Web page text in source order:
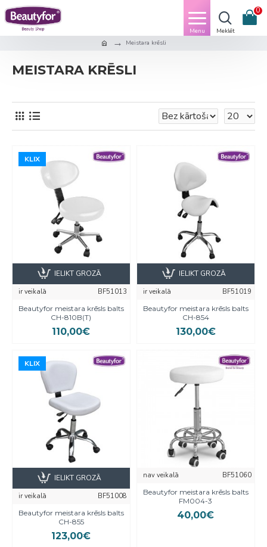
0
Meistara krēsli
MEISTARA KRĒSLI
KLIX
KLIX
ir veikalā
BF51013
Beautyfor meistara krēsls balts
CH-810B(T)
110,00€
IELIKT GROZĀ
ir veikalā
BF51019
Beautyfor meistara krēsls balts
CH-854
130,00€
IELIKT GROZĀ
KLIX
KLIX
ir veikalā
BF51008
Beautyfor meistara krēsls balts
CH-855
123,00€
IELIKT GROZĀ nav veikalā
BF51060
Beautyfor meistara krēsls balts
FM004-3
40,00€